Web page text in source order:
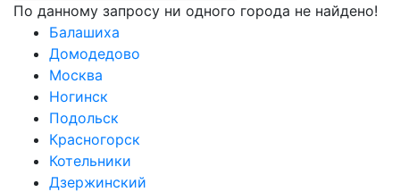
По данному запросу ни одного города не найдено!
Балашиха
Домодедово
Москва
Ногинск
Подольск
Красногорск
Котельники
Дзержинский